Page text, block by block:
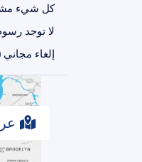
كل شيء
لا توجد
إلغاء مجاني (12